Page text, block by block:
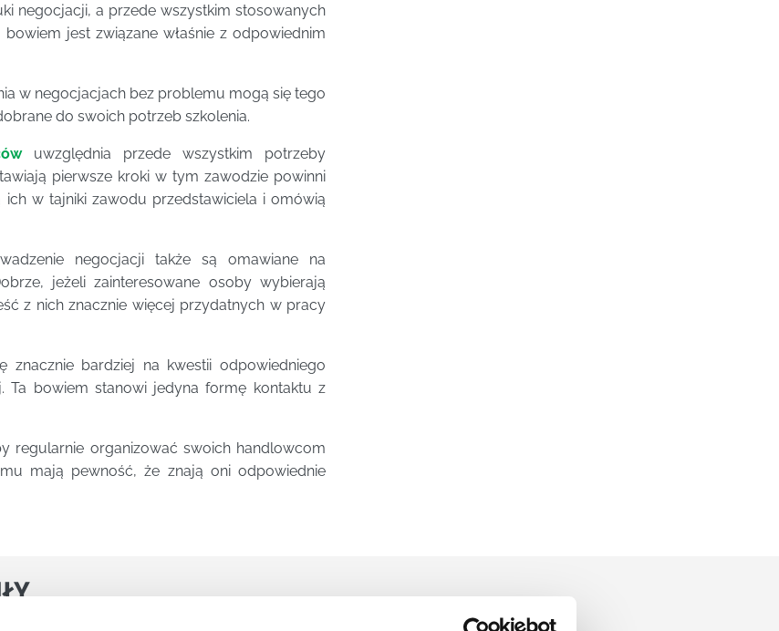
negocjacji, a przede wszystkim stosowanych
jest związane właśnie z odpowiednim
w negocjacjach bez problemu mogą się tego
do swoich potrzeb szkolenia.
uwzględnia przede wszystkim potrzeby
pierwsze kroki w tym zawodzie powinni
w tajniki zawodu przedstawiciela i omówią
negocjacji także są omawiane na
jeżeli zainteresowane osoby wybierają
z nich znacznie więcej przydatnych w pracy
znacznie bardziej na kwestii odpowiedniego
Ta bowiem stanowi jedyna formę kontaktu z
regularnie organizować swoich handlowcom
mają pewność, że znają oni odpowiednie